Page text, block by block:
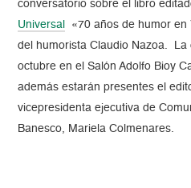
conversatorio sobre el libro
Universal
«70 años de humor
del humorista Claudio Nazoa. La
octubre en el Salón Adolfo Bioy
además estarán presentes el
vicepresidenta ejecutiva de
Banesco, Mariela Colmenares.